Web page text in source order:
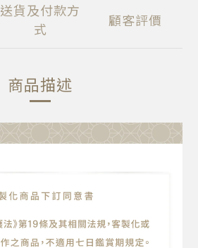
送貨及付款方
式
顧客評價
商品描述